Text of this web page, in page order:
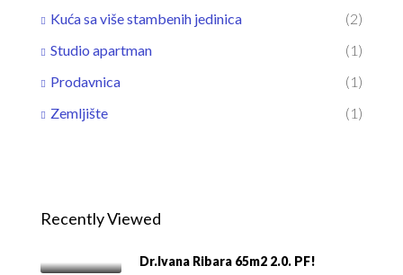
Kuća sa više stambenih jedinica
(2)
Studio apartman
(1)
Prodavnica
(1)
Zemljište
(1)
Recently Viewed
Dr.Ivana Ribara 65m2 2.0. PF!